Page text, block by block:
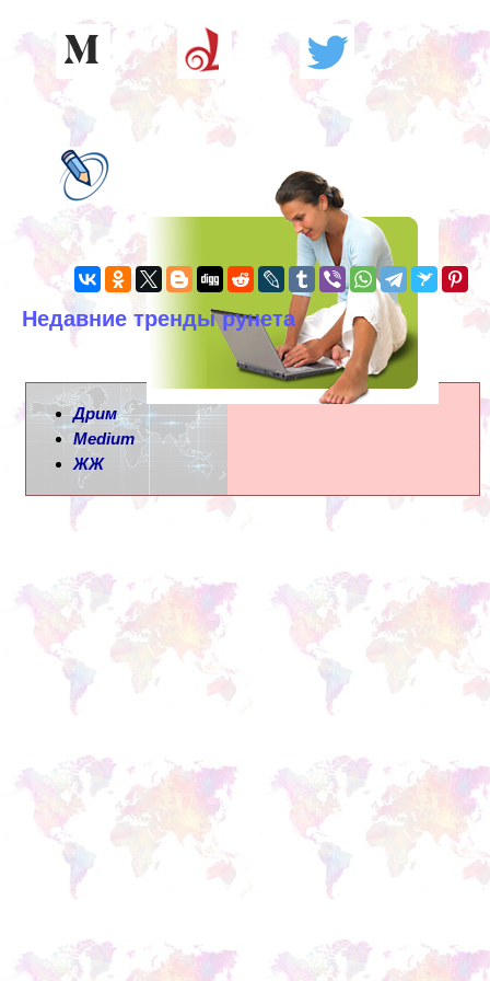
Недавние тренды рунета
Дрим
Medium
ЖЖ